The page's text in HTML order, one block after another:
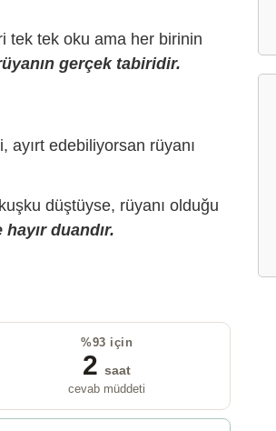
tek tek oku ama her birinin
gerçek tabiridir.
edebiliyorsan rüyanı
düştüyse, rüyanı olduğu
duandır.
%93 için
2 saat
cevab müddeti